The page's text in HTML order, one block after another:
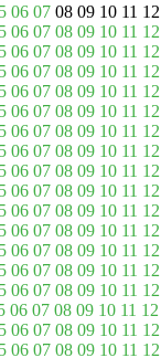
06 07 08 09 10 11 12
06 07 08 09 10 11 12
06 07 08 09 10 11 12
06 07 08 09 10 11 12
06 07 08 09 10 11 12
06 07 08 09 10 11 12
06 07 08 09 10 11 12
06 07 08 09 10 11 12
06 07 08 09 10 11 12
06 07 08 09 10 11 12
06 07 08 09 10 11 12
06 07 08 09 10 11 12
06 07 08 09 10 11 12
06 07 08 09 10 11 12
06 07 08 09 10 11 12
06 07 08 09 10 11 12
06 07 08 09 10 11 12
06 07 08 09 10 11 12